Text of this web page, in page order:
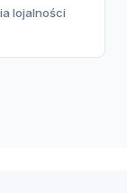
lojalności